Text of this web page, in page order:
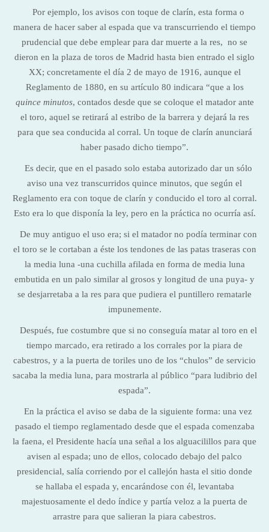
Por ejemplo, los avisos con toque de clarín, esta forma o
manera de hacer saber al espada que va transcurriendo el tiempo
prudencial que debe emplear para dar muerte a la res, no se
dieron en la plaza de toros de Madrid hasta bien entrado el siglo
XX; concretamente el día 2 de mayo de 1916, aunque el
Reglamento de 1880, en su artículo 80 indicara “que a los
quince minutos, contados desde que se coloque el matador ante
el toro, aquel se retirará al estribo de la barrera y dejará la res
para que sea conducida al corral. Un toque de clarín anunciará
haber pasado dicho tiempo”.
Es decir, que en el pasado solo estaba autorizado dar un sólo
aviso una vez transcurridos quince minutos, que según el
Reglamento era con toque de clarín y conducido el toro al corral.
Esto era lo que disponía la ley, pero en la práctica no ocurría así.
De muy antiguo el uso era; si el matador no podía terminar con
el toro se le cortaban a éste los tendones de las patas traseras con
la media luna -una cuchilla afilada en forma de media luna
embutida en un palo similar al grosos y longitud de una puya- y
se desjarretaba a la res para que pudiera el puntillero rematarle
impunemente.
Después, fue costumbre que si no conseguía matar al toro en el
tiempo marcado, era retirado a los corrales por la piara de
cabestros, y a la puerta de toriles uno de los “chulos” de servicio
sacaba la media luna, para mostrarla al público “para ludibrio del
espada”.
En la práctica el aviso se daba de la siguiente forma: una vez
pasado el tiempo reglamentado desde que el espada comenzaba
la faena, el Presidente hacía una señal a los alguacilillos para que
avisen al espada; uno de ellos, colocado debajo del palco
presidencial, salía corriendo por el callejón hasta el sitio donde
se hallaba el espada y, encarándose con él, levantaba
majestuosamente el dedo índice y partía veloz a la puerta de
arrastre para que salieran la piara cabestros.